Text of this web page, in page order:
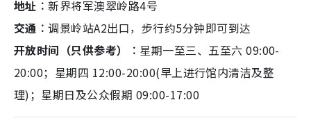
地址︰新界将军澳翠岭路4号
交通︰调景岭站A2出口，步行约5分钟即可到达
开放时间（只供参考）︰ 星期一至三、五至六 09:00-
20:00；星期四 12:00-20:00(早上进行馆内清洁及整
理)；星期日及公众假期 09:00-17:00